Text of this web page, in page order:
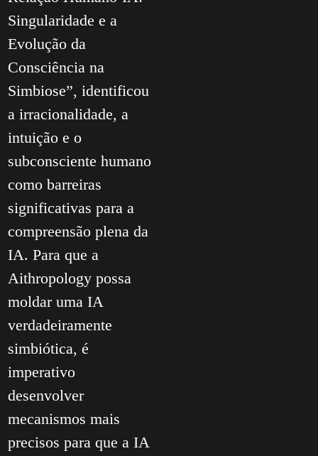
Singularidade e a
Evolução da
Consciência na
Simbiose”, identificou
a irracionalidade, a
intuição e o
subconsciente humano
como barreiras
significativas para a
compreensão plena da
IA. Para que a
Aithropology possa
moldar uma IA
verdadeiramente
simbiótica, é
imperativo
desenvolver
mecanismos mais
precisos para que a IA